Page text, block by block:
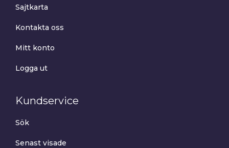
Sajtkarta
Kontakta oss
Mitt konto
Logga ut
Kundservice
Sök
Senast visade